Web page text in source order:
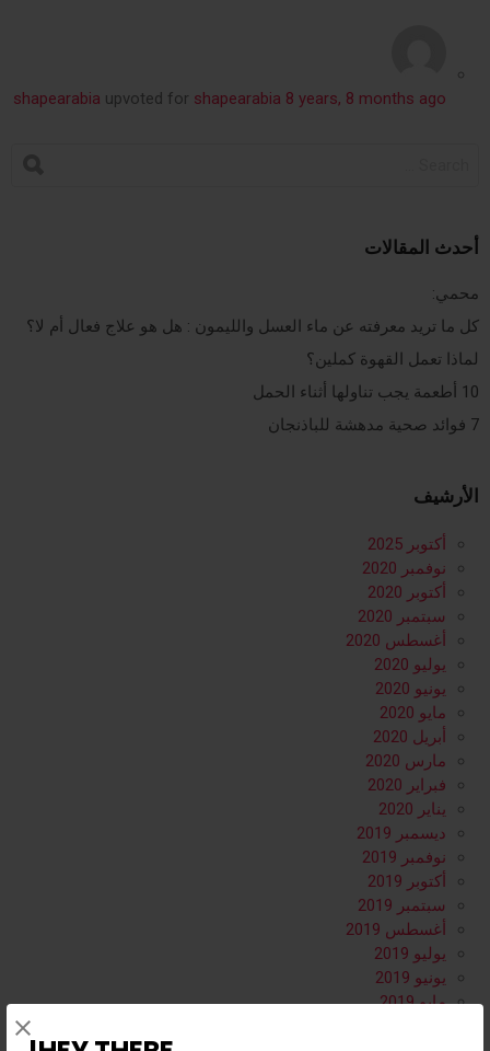
shapearabia upvoted for shapearabia 8 years, 8 months ago
أحدث المقالات
محمي:
كل ما تريد معرفته عن ماء العسل والليمون : هل هو علاج فعال أم لا؟
لماذا تعمل القهوة كملين؟
10 أطعمة يجب تناولها أثناء الحمل
7 فوائد صحية مدهشة للباذنجان
الأرشيف
أكتوبر 2025
نوفمبر 2020
أكتوبر 2020
سبتمبر 2020
أغسطس 2020
يوليو 2020
يونيو 2020
مايو 2020
أبريل 2020
مارس 2020
فبراير 2020
يناير 2020
ديسمبر 2019
نوفمبر 2019
أكتوبر 2019
سبتمبر 2019
أغسطس 2019
يوليو 2019
يونيو 2019
مايو 2019